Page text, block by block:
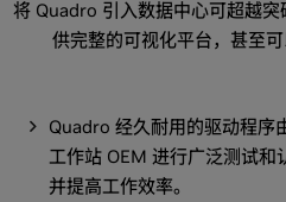
将 Quadro 引入数据中心可超越
供完整的可视化平台，甚至可
Quadro 经久耐用的驱动程序
工作站 OEM 进行广泛测试
并提高工作效率。